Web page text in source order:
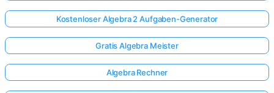
Kostenloser Algebra 2 Aufgaben-Generator
Gratis Algebra Meister
Algebra Rechner